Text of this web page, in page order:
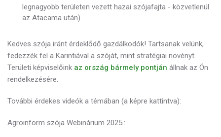
legnagyobb területen vezett hazai szójafajta - közvetlenül
az Atacama után)
Kedves szója iránt érdeklődő gazdálkodók! Tartsanak velünk,
fedezzék fel a Karintiával a szóját, mint stratégiai növényt.
Területi képviselőink az ország bármely pontján állnak az Ön
rendelkezésére.
További érdekes videók a témában (a képre kattintva):
Agroinform szója Webinárium 2025.: